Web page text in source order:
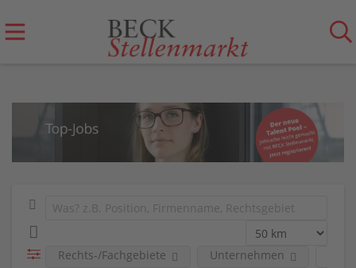
Rechts-/Fachgebiete Unternehmen